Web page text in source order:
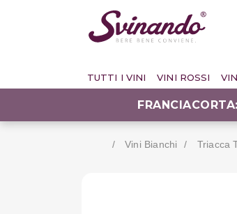
TUTTI I VINI VINI ROSSI
Vini Bianchi Triacca